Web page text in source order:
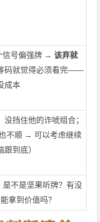
信号偏强牌 → 该弃就
码就觉得必须看完——
成本
挡住他的诈唬组合；
不顺 → 可以考虑继续
跟到底）
是不是坚果听牌？有没
拿到价值吗？